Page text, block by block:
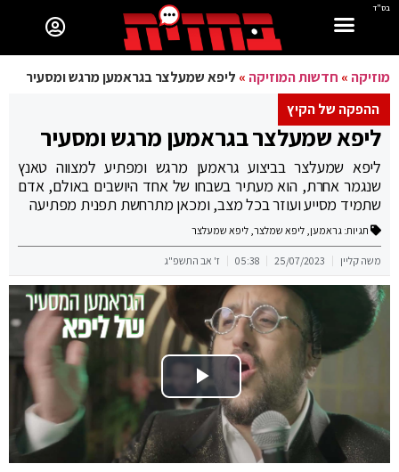
בס"ד
מוזיקה » חדשות המוזיקה » ליפא שמעלצר בגראמען מרגש ומסעיר
ההפקה של הקיץ
ליפא שמעלצר בגראמען מרגש ומסעיר
ליפא שמעלצר בביצוע גראמען מרגש ומפתיע למצווה טאנץ
שנגמר אחרת, הוא מעתיר בשבחו של אחד היושבים באולם, אדם
שתמיד מסייע ועוזר בכל מצב, ומכאן מתרחשת תפנית מפתיעה
תגיות: גראמען, ליפא שמלצר, ליפא שמעלצר
משה קליין 25/07/2023
05:38 ז' אב התשפ"ג
Play Video